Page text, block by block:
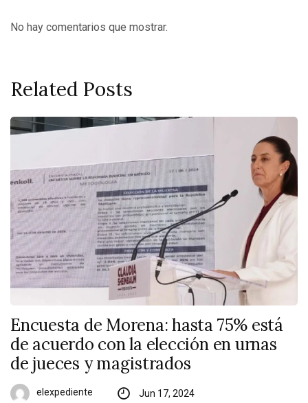
No hay comentarios que mostrar.
Related Posts
Encuesta de Morena: hasta 75% está
de acuerdo con la elección en urnas
de jueces y magistrados
elexpediente Jun 17, 2024